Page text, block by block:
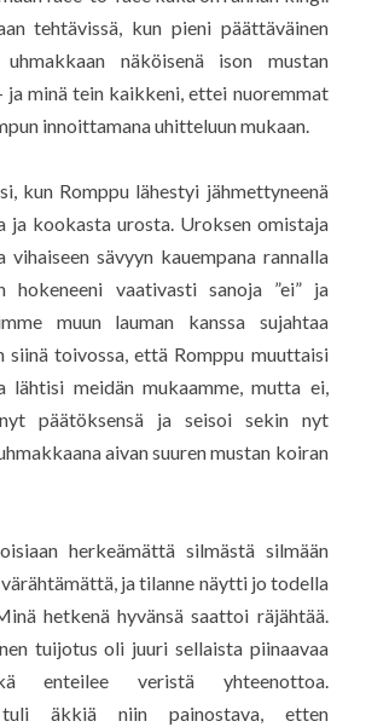
tehtävissä, kun pieni päättäväinen
näköisenä ison mustan
ja minä tein kaikkeni, ettei nuoremmat
innoittamana uhitteluun mukaan.
kun Romppu lähestyi jähmettyneenä
ja kookasta urosta. Uroksen omistaja
vihaiseen sävyyn kauempana rannalla
hokeneeni vaativasti sanoja ”ei” ja
muun lauman kanssa sujahtaa
siinä toivossa, että Romppu muuttaisi
lähtisi meidän mukaamme, mutta ei,
päätöksensä ja seisoi sekin nyt
aivan suuren mustan koiran
herkeämättä silmästä silmään
ja tilanne näytti jo todella
hetkenä hyvänsä saattoi räjähtää.
tuijotus oli juuri sellaista piinaavaa
enteilee veristä yhteenottoa.
tuli äkkiä niin painostava, etten